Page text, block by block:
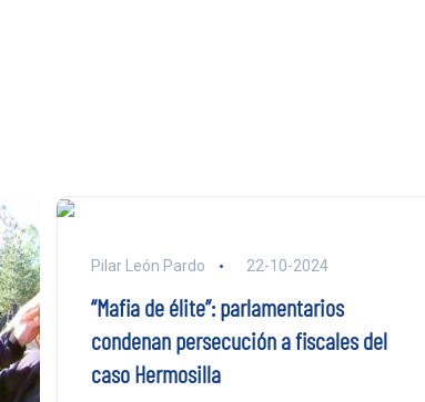
Pilar León Pardo 22-10-2024
“Mafia de élite”: parlamentarios
condenan persecución a fiscales del
caso Hermosilla